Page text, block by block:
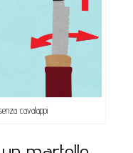
cavatappi